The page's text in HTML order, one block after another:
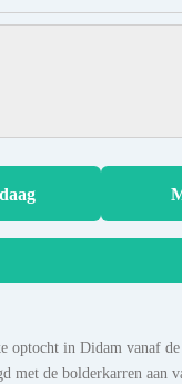
optocht in Didam vanaf
met de bolderkarren aan